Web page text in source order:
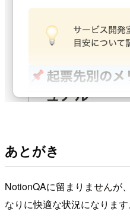
あとがき
NotionQAに留まりませんが
なりに快適な状況になります